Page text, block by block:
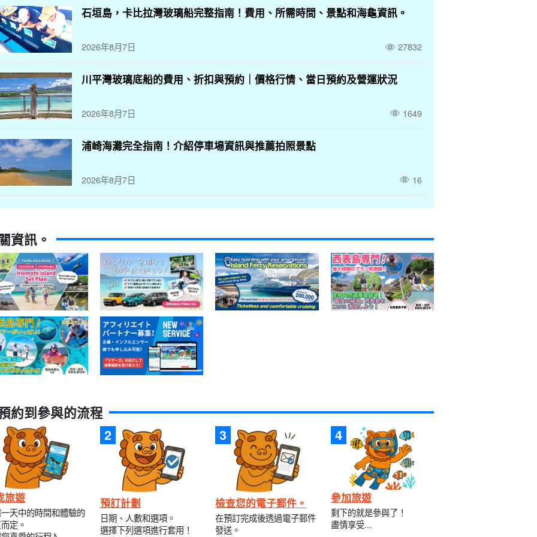
石垣島，卡比拉灣玻璃船完整指南！費用、所需時間、景點和海龜資訊。
2026年8月7日 27832
川平灣玻璃底船的費用、折扣與預約｜價格行情、當日預約及營運狀況
2026年8月7日 1649
浦崎海灘完全指南！介紹停車場資訊與推薦拍照景點
2026年8月7日 16
資訊。
約到參與的流程
旅遊
天中的時間和體驗的
定。
預訂計劃
日期、人數和選項。
選擇下列選項進行套用！
檢查您的電子郵件。
在預訂完成後透過電子郵件
發送。
參加旅遊
剩下的就是參與了！
盡情享受...